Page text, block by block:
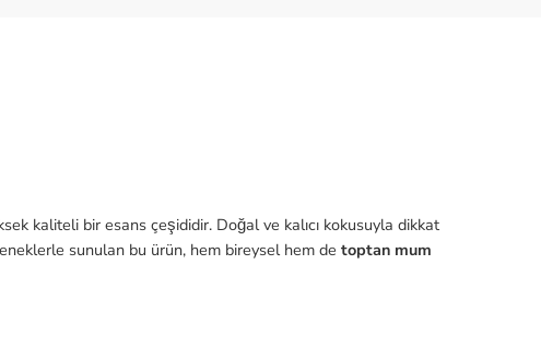
kaliteli bir esans çeşididir. Doğal ve kalıcı kokusuyla dikkat
sunulan bu ürün, hem bireysel hem de toptan mum